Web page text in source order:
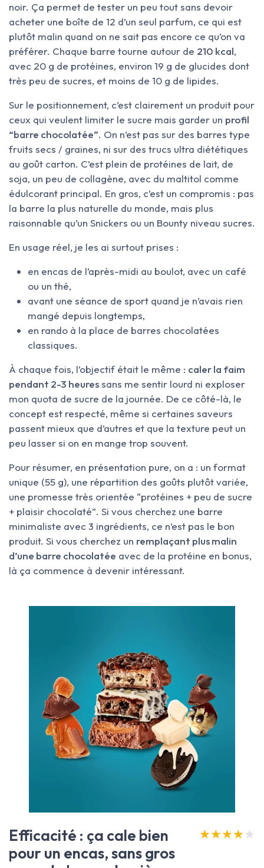
noir. Ça permet de tester un peu tout sans devoir
acheter une boîte de 12 d’un seul parfum, ce qui est
plutôt malin quand on ne sait pas encore ce qu’on va
préférer. Chaque barre tourne autour de 210 kcal,
avec 20 g de protéines, environ 19 g de glucides dont
très peu de sucres, et moins de 10 g de lipides.
Sur le positionnement, c’est clairement un produit pour
ceux qui veulent limiter le sucre mais garder un profil
“barre chocolatée”. On n’est pas sur des barres type
fruits secs / graines, ni sur des trucs ultra diététiques
au goût carton. C’est plein de protéines de lait, de
soja, un peu de collagène, avec du maltitol comme
édulcorant principal. En gros, c’est un compromis : pas
la barre la plus naturelle du monde, mais plus
raisonnable qu’un Snickers ou un Bounty niveau sucres.
En usage réel, je les ai surtout prises :
en encas de l’après-midi au boulot, avec un café
ou un thé,
avant une séance de sport quand je n’avais rien
mangé depuis longtemps,
en rando à la place de barres chocolatées
classiques.
À chaque fois, l’objectif était le même : caler la faim
pendant 2-3 heuressans me sentir lourd ni exploser
mon quota de sucre de la journée. De ce côté-là, le
concept est respecté, même si certaines saveurs
passent mieux que d’autres et que la texture peut un
peu lasser si on en mange trop souvent.
Pour résumer, en présentation pure, on a : un format
unique (55 g), une répartition des goûts plutôt variée,
une promesse très orientée “protéines + peu de sucre
+ plaisir chocolaté”. Si vous cherchez une barre
minimaliste avec 3 ingrédients, ce n’est pas le bon
produit. Si vous cherchez un remplaçant plus malin
d’une barre chocolatée avec de la protéine en bonus,
là ça commence à devenir intéressant.
Efficacité : ça cale bien
pour un encas, sans gros
★★★★★
★★★★★